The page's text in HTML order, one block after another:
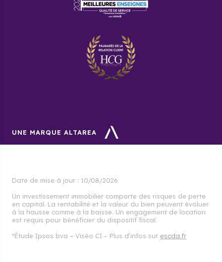
UNE MARQUE ALTAREA
Date de mise à jour : 10/08/2026
Un investissement immobilier comporte des risques de perte
en capital. La rentabilité et la valeur du bien peuvent évoluer
à la hausse comme à la baisse. Un engagement de location
est requis pour bénéficier du dispositif fiscal.
*Étude Ipsos bva – Viséo CI – Plus d’infos sur escda.fr